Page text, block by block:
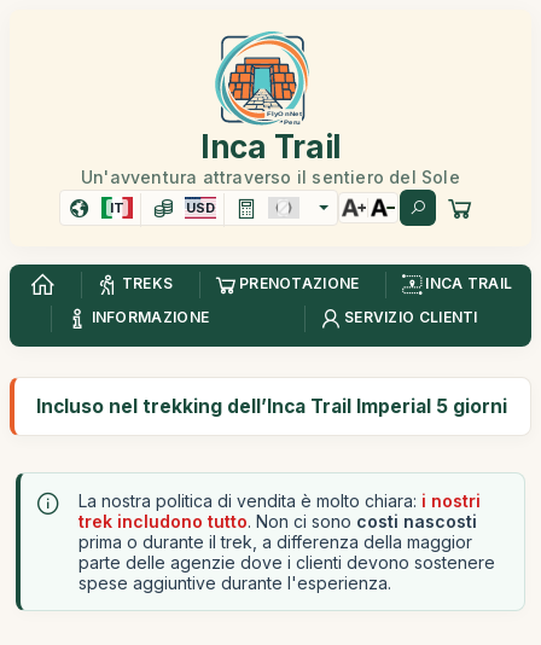
Inca Trail
Un'avventura attraverso il sentiero del Sole
IT USD
TREKS PRENOTAZIONE
INCA TRAIL
INFORMAZIONE
SERVIZIO CLIENTI
Incluso nel trekking dell’Inca Trail Imperial 5 giorni
La nostra politica di vendita è molto chiara: i nostri
trek includono tutto. Non ci sono costi nascosti
prima o durante il trek, a differenza della maggior
parte delle agenzie dove i clienti devono sostenere
spese aggiuntive durante l'esperienza.